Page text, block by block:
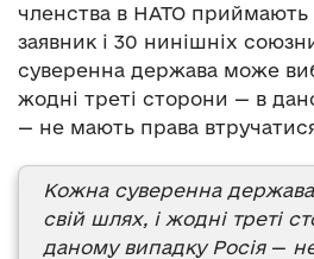
членства в НАТО
заявник і 30 нинішніх
суверенна держава може
жодні треті сторони — в
— не мають права
Кожна суверенна
свій шлях, і жодні треті
даному випадку Росія —